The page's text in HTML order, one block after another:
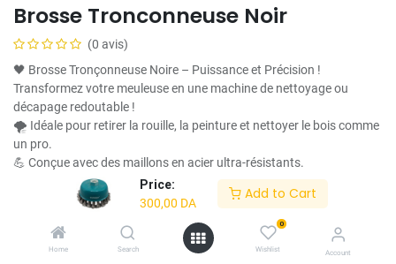
Price:
300,00 DA
Add to Cart
Home Search
0
Wishlist Account
Brosse Tronconneuse Noir
(0 avis)
🖤 Brosse Tronçonneuse Noire – Puissance et Précision !
Transformez votre meuleuse en une machine de nettoyage ou
décapage redoutable !
🌪️ Idéale pour retirer la rouille, la peinture et nettoyer le bois comme
un pro.
💪 Conçue avec des maillons en acier ultra-résistants.
✅ Compatible avec la plupart des meuleuses standard.
🎯 Parfaite pour les bricoleurs exigeants !
300,00
How would you rate your experience?
Select
an
option
Not satisfied at all Very satisfied
Next